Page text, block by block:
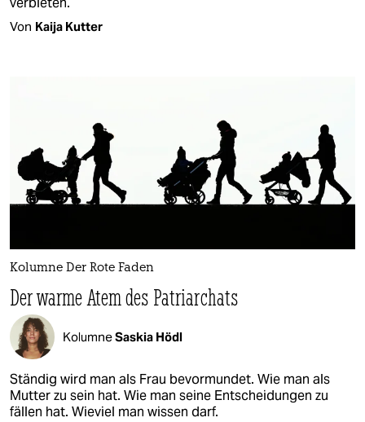
Von Kaija Kutter
Kolumne Der Rote Faden
Der warme Atem des Patriarchats
KolumneSaskia Hödl
Ständig wird man als Frau bevormundet. Wie man als
Mutter zu sein hat. Wie man seine Entscheidungen zu
fällen hat. Wieviel man wissen darf.